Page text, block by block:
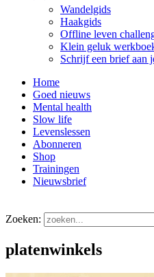
Wandelgids
Haakgids
Offline leven
Klein geluk
Schrijf een brief aan
Home
Goed nieuws
Mental health
Slow life
Levenslessen
Abonneren
Shop
Trainingen
Nieuwsbrief
Zoeken:
platenwinkels